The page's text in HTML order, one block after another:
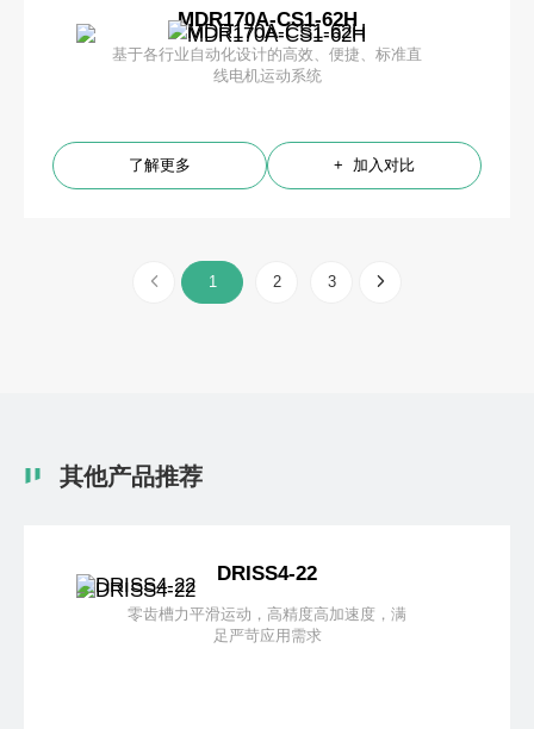
MDR170A-CS1-62H
基于各行业自动化设计的高效、便捷、标准直
线电机运动系统
了解更多 + 加入对比
1 2 3
其他产品推荐
DRISS4-22
零齿槽力平滑运动，高精度高加速度，满
足严苛应用需求